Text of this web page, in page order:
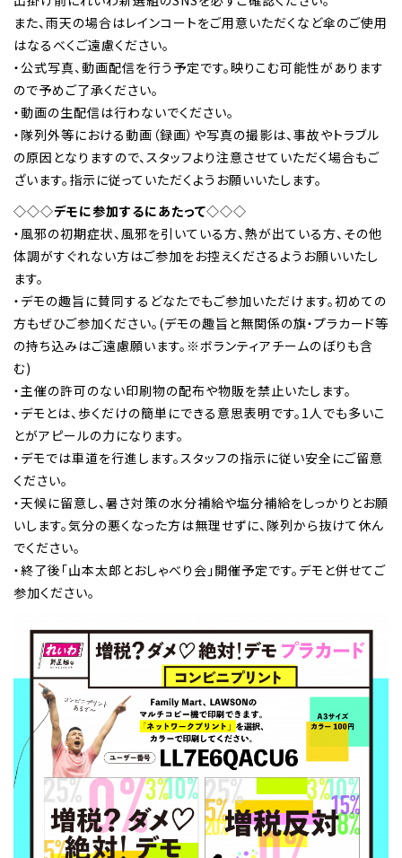
また、雨天の場合はレインコートをご用意いただくなど傘のご使用
はなるべくご遠慮ください。
・公式写真、動画配信を行う予定です。映りこむ可能性があります
ので予めご了承ください。
・動画の生配信は行わないでください。
・隊列外等における動画（録画）や写真の撮影は、事故やトラブル
の原因となりますので、スタッフより注意させていただく場合もご
ざいます。指示に従っていただくようお願いいたします。
◇◇◇デモに参加するにあたって◇◇◇
・風邪の初期症状、風邪を引いている方、熱が出ている方、その他
体調がすぐれない方はご参加をお控えくださるようお願いいたし
ます。
・デモの趣旨に賛同するどなたでもご参加いただけます。初めての
方もぜひご参加ください。(デモの趣旨と無関係の旗・プラカード等
の持ち込みはご遠慮願います。※ボランティアチームのぼりも含
む)
・主催の許可のない印刷物の配布や物販を禁止いたします。
・デモとは、歩くだけの簡単にできる意思表明です。1人でも多いこ
とがアピールの力になります。
・デモでは車道を行進します。スタッフの指示に従い安全にご留意
ください。
・天候に留意し、暑さ対策の水分補給や塩分補給をしっかりとお願
いします。気分の悪くなった方は無理せずに、隊列から抜けて休ん
でください。
・終了後「山本太郎とおしゃべり会」開催予定です。デモと併せてご
参加ください。